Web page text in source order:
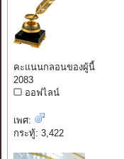
คะแนนกลอนของผู้นี้
2083
ออฟไลน์
เพศ:
กระทู้: 3,422